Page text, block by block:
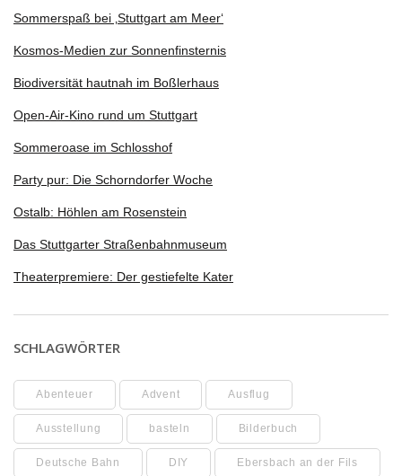
Sommerspaß bei ‚Stuttgart am Meer‘
Kosmos-Medien zur Sonnenfinsternis
Biodiversität hautnah im Boßlerhaus
Open-Air-Kino rund um Stuttgart
Sommeroase im Schlosshof
Party pur: Die Schorndorfer Woche
Ostalb: Höhlen am Rosenstein
Das Stuttgarter Straßenbahnmuseum
Theaterpremiere: Der gestiefelte Kater
SCHLAGWÖRTER
Abenteuer Advent Ausflug
Ausstellung basteln Bilderbuch
Deutsche Bahn DIY Ebersbach an der Fils